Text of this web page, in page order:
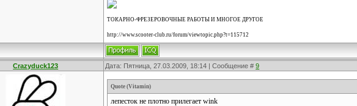
ТОКАРНО-ФРЕЗЕРОВОЧНЫЕ РАБОТЫ И МНОГОЕ ДРУГОЕ
http://www.scooter-club.ru/forum/viewtopic.php?t=115712
Crazyduck123 Дата: Пятница, 27.03.2009, 18:14 | Сообщение #9
Quote (Vitamin)
лепесток не плотно прилегает wink